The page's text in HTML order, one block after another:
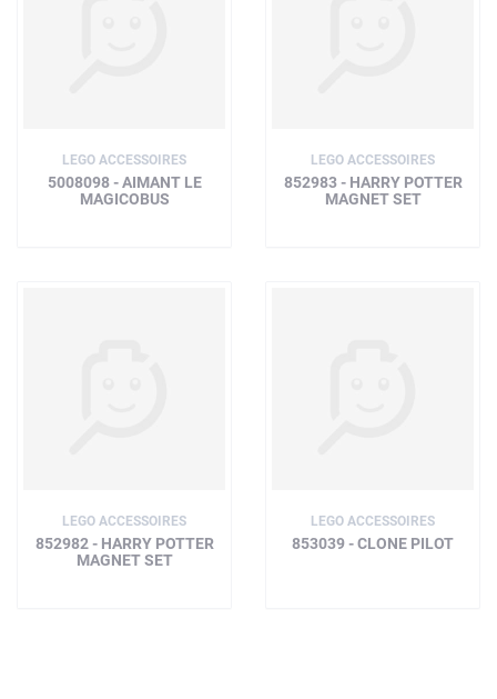
LEGO ACCESSOIRES
5008098 - AIMANT LE
MAGICOBUS
LEGO ACCESSOIRES
852983 - HARRY POTTER
MAGNET SET
LEGO ACCESSOIRES
852982 - HARRY POTTER
MAGNET SET
LEGO ACCESSOIRES
853039 - CLONE PILOT